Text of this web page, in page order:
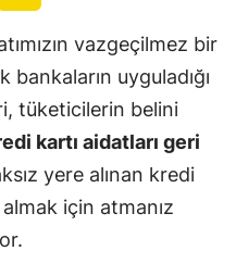
vazgeçilmez bir
bankaların uyguladığı
tüketicilerin belini
kartı aidatları geri
yere alınan kredi
için atmanız